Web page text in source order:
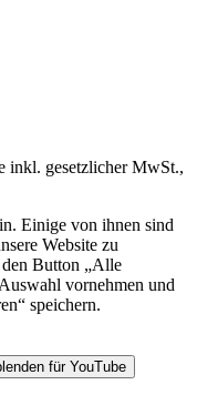
inkl. gesetzlicher MwSt.,
Einige von ihnen sind
Website zu
den Button „Alle
vornehmen und
speichern.
für YouTube